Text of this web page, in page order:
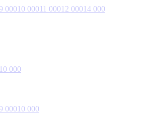
9 00010 00011 00012 00014 000
10 000
9 00010 000